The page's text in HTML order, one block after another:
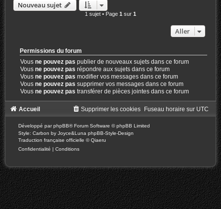
Nouveau sujet
1 sujet • Page 1 sur 1
Aller
Permissions du forum
Vousne pouvez pas publier de nouveaux sujets dans ce forum
Vousne pouvez pas répondre aux sujets dans ce forum
Vousne pouvez pas modifier vos messages dans ce forum
Vousne pouvez pas supprimer vos messages dans ce forum
Vousne pouvez pas transférer de pièces jointes dans ce forum
Accueil Fuseau horaire sur UTC
Supprimer les cookies
Développé parphpBB® Forum Software © phpBB Limited
Style: Carbon by Joyce&Luna phpBB-Style-Design
Traduction française officielle ©Qiaeru
Confidentialité | Conditions